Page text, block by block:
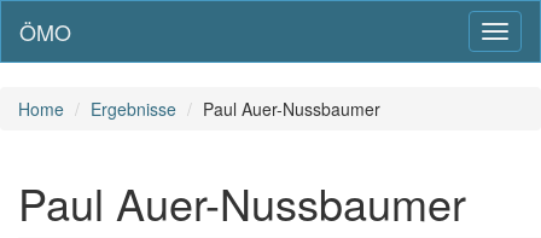
ÖMO
Home Ergebnisse Paul Auer-Nussbaumer
Paul Auer-Nussbaumer